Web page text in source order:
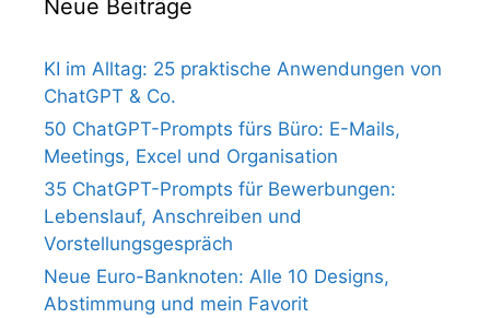
Neue Beiträge
KI im Alltag: 25 praktische Anwendungen von
ChatGPT & Co.
50 ChatGPT-Prompts fürs Büro: E-Mails,
Meetings, Excel und Organisation
35 ChatGPT-Prompts für Bewerbungen:
Lebenslauf, Anschreiben und
Vorstellungsgespräch
Neue Euro-Banknoten: Alle 10 Designs,
Abstimmung und mein Favorit